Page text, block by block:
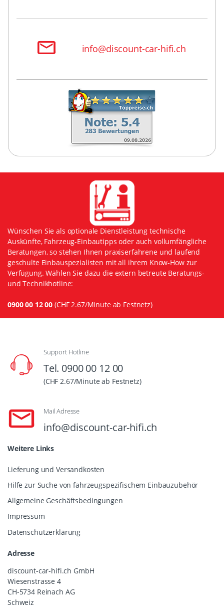
info@discount-car-hifi.ch
Wünschen Sie als optionale Dienstleistung technische
Auskünfte, Fahrzeug-Einbautipps oder auch vollumfängliche
Beratungen, so stehen Ihnen praxiserfahrene und laufend
geschulte Einbauspezialisten mit all ihrem Know-How zur
Verfügung. Wählen Sie dazu die extern betreute Beratungs-
und Technikhotline:
0900 00 12 00 (CHF 2.67/Minute ab Festnetz)
Support Hotline
Tel. 0900 00 12 00
(CHF 2.67/Minute ab Festnetz)
Mail Adresse
info@discount-car-hifi.ch
Weitere Links
Lieferung und Versandkosten
Hilfe zur Suche von fahrzeugspezifischem Einbauzubehör
Allgemeine Geschäftsbedingungen
Impressum
Datenschutzerklärung
Adresse
discount-car-hifi.ch GmbH
Wiesenstrasse 4
CH-5734 Reinach AG
Schweiz